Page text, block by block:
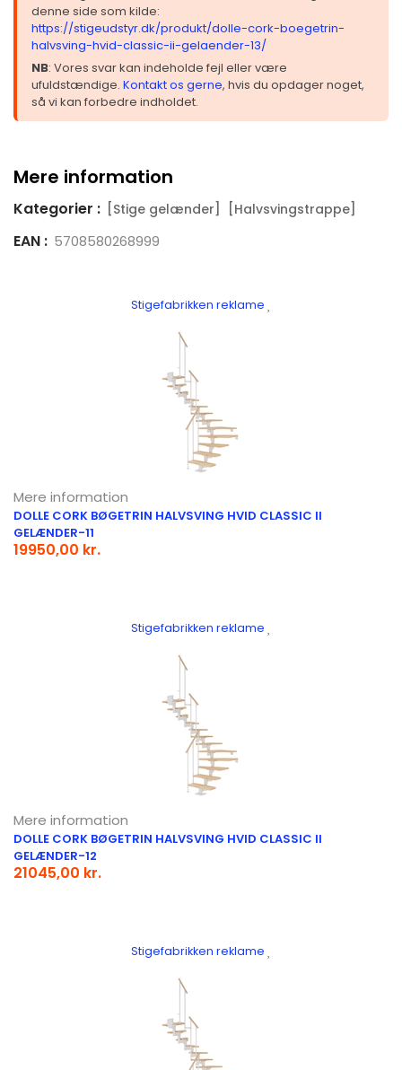
denne side som kilde:
https://stigeudstyr.dk/produkt/dolle-cork-boegetrin-
halvsving-hvid-classic-ii-gelaender-13/
NB: Vores svar kan indeholde fejl eller være
ufuldstændige. Kontakt os gerne, hvis du opdager noget,
så vi kan forbedre indholdet.
Mere information
Kategorier : [Stige gelænder] [Halvsvingstrappe]
EAN : 5708580268999
Stigefabrikken reklame
Mere information
DOLLE CORK BØGETRIN HALVSVING HVID CLASSIC II
GELÆNDER-11
19950,00 kr.
Stigefabrikken reklame
Mere information
DOLLE CORK BØGETRIN HALVSVING HVID CLASSIC II
GELÆNDER-12
21045,00 kr.
Stigefabrikken reklame